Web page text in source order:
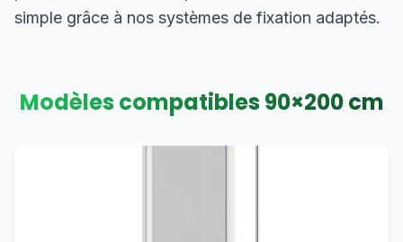
simple grâce à nos systèmes de fixation adaptés.
Modèles compatibles90×200cm